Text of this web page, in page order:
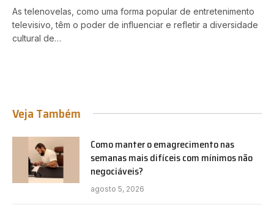
As telenovelas, como uma forma popular de entretenimento
televisivo, têm o poder de influenciar e refletir a diversidade
cultural de…
Veja Também
Como manter o emagrecimento nas
semanas mais difíceis com mínimos não
negociáveis?
agosto 5, 2026